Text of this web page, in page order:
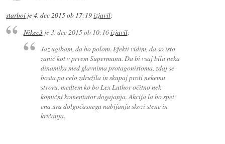
starboi je4. dec 2015 ob 17:19izjavil:
Nikec3je3. dec 2015 ob 10:16izjavil:
Jaz ugibam, da bo polom. Efekti vidim, da so isto
zanič kot v prvem Supermanu. Da bi vsaj bila neka
dinamika med glavnima protagonistoma, zdaj se
bosta pa celo združila in skupaj proti nekemu
stvoru, medtem ko bo Lex Luthor očitno nek
komični komentator dogajanja. Akcija la bo spet
ena ura dolgočasnega nabijanja skozi stene in
kričanja.